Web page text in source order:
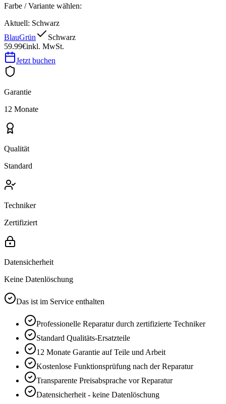
Farbe / Variante wählen:
Aktuell: Schwarz
BlauGrün
Schwarz
59.99€inkl. MwSt.
Jetzt buchen
Garantie
12 Monate
Qualität
Standard
Techniker
Zertifiziert
Datensicherheit
Keine Datenlöschung
Das ist im Service enthalten
Professionelle Reparatur durch zertifizierte Techniker
Standard Qualitäts-Ersatzteile
12 Monate Garantie auf Teile und Arbeit
Kostenlose Funktionsprüfung nach der Reparatur
Transparente Preisabsprache vor Reparatur
Datensicherheit - keine Datenlöschung